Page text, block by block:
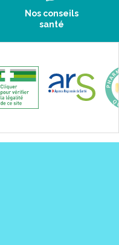
Nos conseils
santé